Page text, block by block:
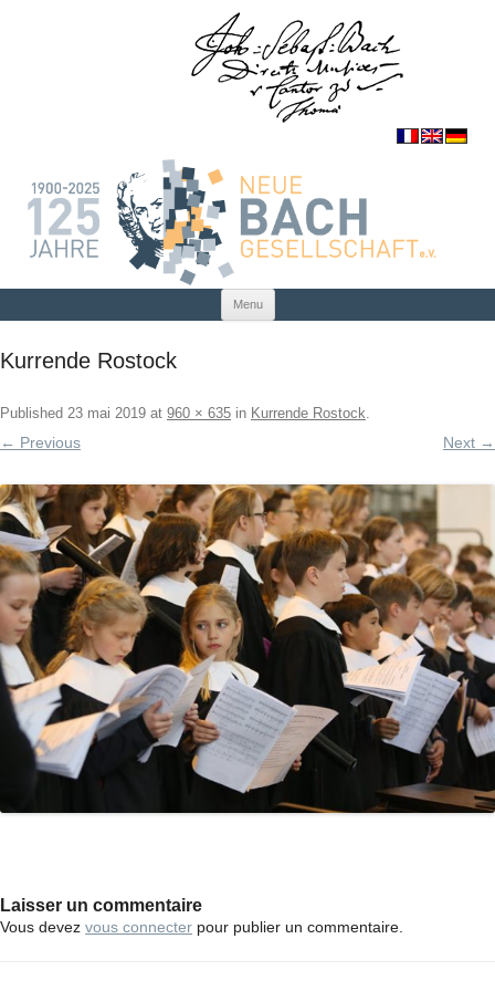
Menu Skip to content
Kurrende Rostock
Published 23 mai 2019 at 960 × 635 in Kurrende Rostock.
← Previous Next →
Laisser un commentaire
Vous devez vous connecter pour publier un commentaire.